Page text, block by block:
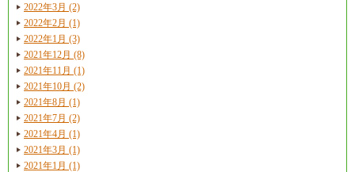
2022年3月 (2)
2022年2月 (1)
2022年1月 (3)
2021年12月 (8)
2021年11月 (1)
2021年10月 (2)
2021年8月 (1)
2021年7月 (2)
2021年4月 (1)
2021年3月 (1)
2021年1月 (1)